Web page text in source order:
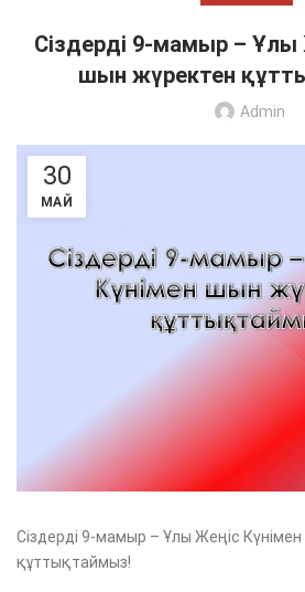
Сіздерді 9-мамыр – Ұлы
шын жүректен
Admin
30
МАЙ
Сіздерді 9-мамыр – Ұлы Жеңіс
құттықтаймыз!